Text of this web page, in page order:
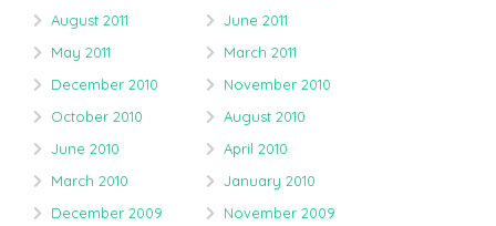
August 2011
June 2011
May 2011
March 2011
December 2010
November 2010
October 2010
August 2010
June 2010
April 2010
March 2010
January 2010
December 2009
November 2009